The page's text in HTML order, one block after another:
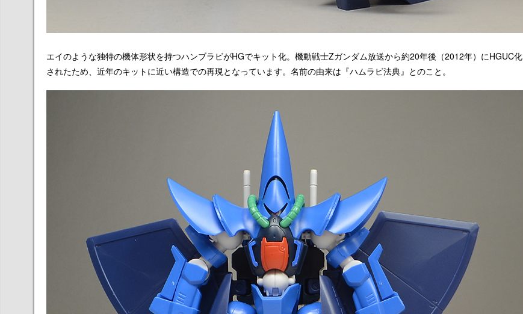
エイのような独特の機体形状を持つハンブラビがHGでキット化。機動戦士Zガンダム放送から約20年後（2012年）にHGUC化
されたため、近年のキットに近い構造での再現となっています。名前の由来は『ハムラビ法典』とのこと。